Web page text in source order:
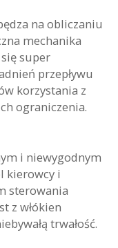
na obliczaniu
mechanika
super
przepływu
korzystania z
ograniczenia.
i niewygodnym
kierowcy i
sterowania
z włókien
trwałość.